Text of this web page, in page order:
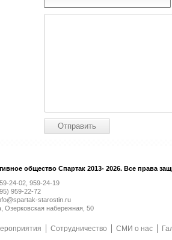
общество Спартак 2013- 2026. Все права
24-02, 959-24-19
959-22-72
starostin.ru
Озерковская набережная, 50
Сотрудничество СМИ о нас